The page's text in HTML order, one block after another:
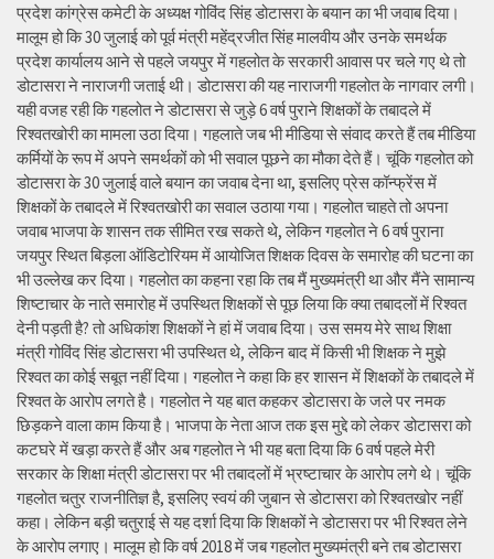
प्रदेश कांग्रेस कमेटी के अध्यक्ष गोविंद सिंह डोटासरा के बयान का भी जवाब दिया।
मालूम हो कि 30 जुलाई को पूर्व मंत्री महेंद्रजीत सिंह मालवीय और उनके समर्थक
प्रदेश कार्यालय आने से पहले जयपुर में गहलोत के सरकारी आवास पर चले गए थे तो
डोटासरा ने नाराजगी जताई थी। डोटासरा की यह नाराजगी गहलोत के नागवार लगी।
यही वजह रही कि गहलोत ने डोटासरा से जुड़े 6 वर्ष पुराने शिक्षकों के तबादले में
रिश्वतखोरी का मामला उठा दिया। गहलाते जब भी मीडिया से संवाद करते हैं तब मीडिया
कर्मियों के रूप में अपने समर्थकों को भी सवाल पूछने का मौका देते हैं। चूंकि गहलोत को
डोटासरा के 30 जुलाई वाले बयान का जवाब देना था, इसलिए प्रेस कॉन्फ्रेंस में
शिक्षकों के तबादले में रिश्वतखोरी का सवाल उठाया गया। गहलोत चाहते तो अपना
जवाब भाजपा के शासन तक सीमित रख सकते थे, लेकिन गहलोत ने 6 वर्ष पुराना
जयपुर स्थित बिड़ला ऑडिटोरियम में आयोजित शिक्षक दिवस के समारोह की घटना का
भी उल्लेख कर दिया। गहलोत का कहना रहा कि तब मैं मुख्यमंत्री था और मैंने सामान्य
शिष्टाचार के नाते समारोह में उपस्थित शिक्षकों से पूछ लिया कि क्या तबादलों में रिश्वत
देनी पड़ती है? तो अधिकांश शिक्षकों ने हां में जवाब दिया। उस समय मेरे साथ शिक्षा
मंत्री गोविंद सिंह डोटासरा भी उपस्थित थे, लेकिन बाद में किसी भी शिक्षक ने मुझे
रिश्वत का कोई सबूत नहीं दिया। गहलोत ने कहा कि हर शासन में शिक्षकों के तबादले में
रिश्वत के आरोप लगते है। गहलोत ने यह बात कहकर डोटासरा के जले पर नमक
छिड़कने वाला काम किया है। भाजपा के नेता आज तक इस मुद्दे को लेकर डोटासरा को
कटघरे में खड़ा करते हैं और अब गहलोत ने भी यह बता दिया कि 6 वर्ष पहले मेरी
सरकार के शिक्षा मंत्री डोटासरा पर भी तबादलों में भ्रष्टाचार के आरोप लगे थे। चूंकि
गहलोत चतुर राजनीतिज्ञ है, इसलिए स्वयं की जुबान से डोटासरा को रिश्वतखोर नहीं
कहा। लेकिन बड़ी चतुराई से यह दर्शा दिया कि शिक्षकों ने डोटासरा पर भी रिश्वत लेने
के आरोप लगाए। मालूम हो कि वर्ष 2018 में जब गहलोत मुख्यमंत्री बने तब डोटासरा